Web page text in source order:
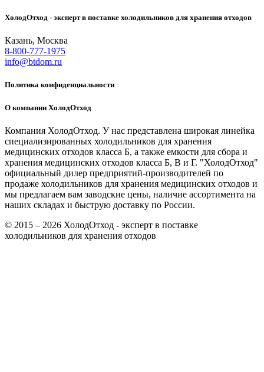
ХолодОтход - эксперт в поставке холодильников для хранения отходов
Казань, Москва
8-800-777-1975
info@btdom.ru
Политика конфиденциальности
О компании ХолодОтход
Компания ХолодОтход. У нас представлена широкая линейка
специализированных холодильников для хранения
медицинских отходов класса Б, а также емкости для сбора и
хранения медицинских отходов класса Б, В и Г. "ХолодОтход"
официальный дилер предприятий-производителей по
продаже холодильников для хранения медицинских отходов и
мы предлагаем вам заводские цены, наличие ассортимента на
наших складах и быструю доставку по России.
© 2015 – 2026 ХолодОтход - эксперт в поставке
холодильников для хранения отходов